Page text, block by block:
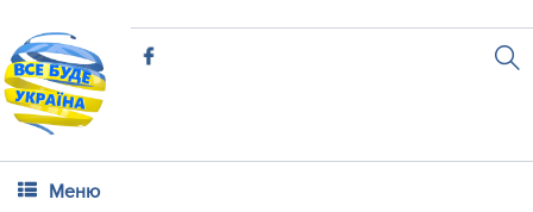
Меню